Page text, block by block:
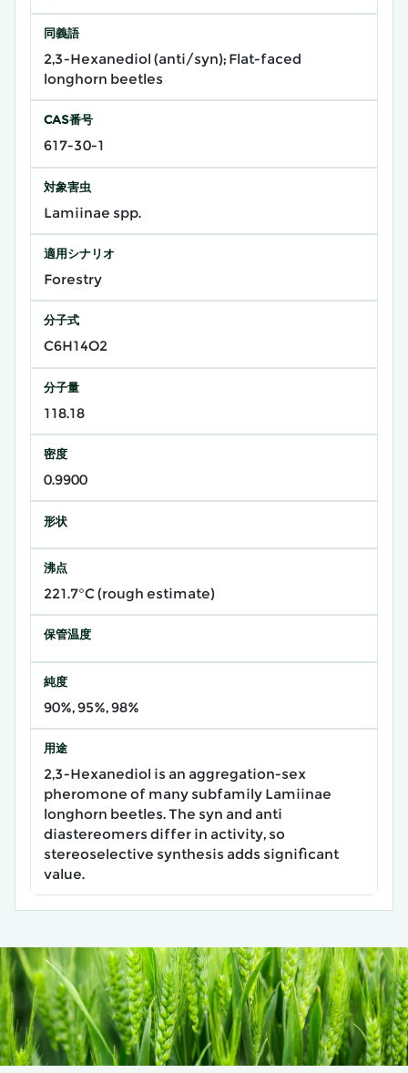
同義語
2,3-Hexanediol (anti/syn); Flat-faced
longhorn beetles
CAS番号
617-30-1
対象害虫
Lamiinae spp.
適用シナリオ
Forestry
分子式
C6H14O2
分子量
118.18
密度
0.9900
形状
沸点
221.7°C (rough estimate)
保管温度
純度
90%, 95%, 98%
用途
2,3-Hexanediol is an aggregation-sex
pheromone of many subfamily Lamiinae
longhorn beetles. The syn and anti
diastereomers differ in activity, so
stereoselective synthesis adds significant
value.